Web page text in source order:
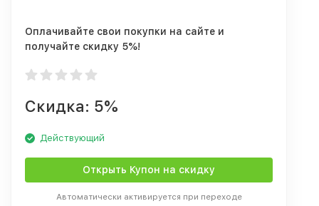
Оплачивайте свои покупки на сайте и
получайте скидку 5%!
Скидка: 5%
Действующий
Открыть Купон на скидку
Автоматически активируется при переходе